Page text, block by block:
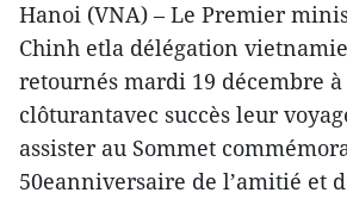
Hanoi (VNA) – Le Premier
Chinh etla délégation
retournés mardi 19 décembre
clôturantavec succès leur
assister au Sommet
50eanniversaire de l’amitié et